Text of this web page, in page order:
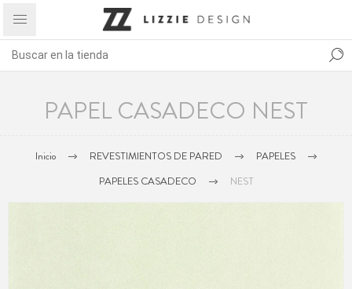
PAPEL CASADECO NEST
Inicio REVESTIMIENTOS DE PARED
PAPELES
PAPELES CASADECO
NEST